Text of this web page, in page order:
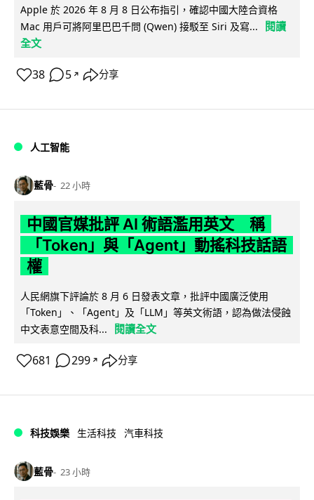
Apple 於 2026 年 8 月 8 日公布指引，確認中國大陸合資格
Mac 用戶可將阿里巴巴千問 (Qwen) 接駁至 Siri 及寫...
閱讀
全文
38 5 ↗ 分享
人工智能
藍骨 22 小時
中國官媒批評 AI 術語濫用英文 稱
「Token」與「Agent」動搖科技話語
權
人民網旗下評論於 8 月 6 日發表文章，批評中國廣泛使用
「Token」、「Agent」及「LLM」等英文術語，認為做法侵蝕
中文表意空間及科...
閱讀全文
681 299 ↗ 分享
科技娛樂 生活科技 汽車科技
藍骨 23 小時